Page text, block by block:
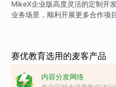
MikeX企业版高度灵活的定制开
业务场景，顺利开展更多合作项目
赛优教育选用的麦客产品
内容分发网络